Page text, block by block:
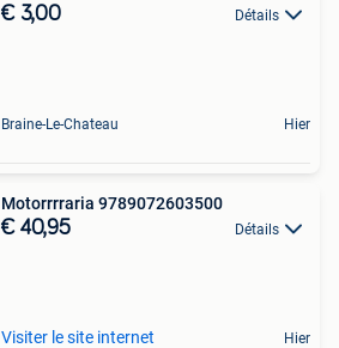
€ 3,00 Détails
Braine-Le-Chateau Hier
Motorrrraria 9789072603500
€ 40,95 Détails
Visiter le site internet Hier